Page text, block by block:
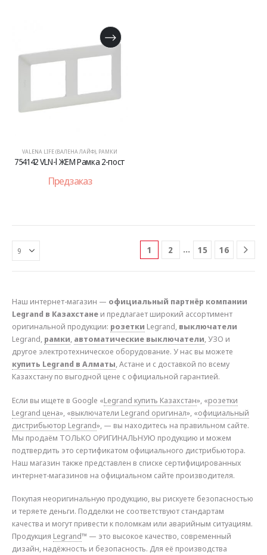
VALENA LIFE (ВАЛЕНА ЛАЙФ), РАМКИ
754142 VLN-l ЖЕМ Рамка 2-пост
Предзаказ
1 2 … 15 16
Наш интернет-магазин — официальный партнёр компании
Legrand в Казахстане и предлагает широкий ассортимент
оригинальной продукции: розетки Legrand, выключатели
Legrand, рамки, автоматические выключатели, УЗО и
другое электротехническое оборудование. У нас вы можете
купить Legrand в Алматы, Астане и с доставкой по всему
Казахстану по выгодной цене с официальной гарантией.
Если вы ищете в Google «Legrand купить Казахстан», «розетки
Legrand цена», «выключатели Legrand оригинал», «официальный
дистрибьютор Legrand», — вы находитесь на правильном сайте.
Мы продаём ТОЛЬКО ОРИГИНАЛЬНУЮ продукцию и можем
подтвердить это сертификатом официального дистрибьютора.
Наш магазин также представлен в списке сертифицированных
интернет-магазинов на официальном сайте производителя.
Покупая неоригинальную продукцию, вы рискуете безопасностью
и теряете деньги. Подделки не соответствуют стандартам
качества и могут привести к поломкам или аварийным ситуациям.
Продукция Legrand™ — это высокое качество, современный
дизайн, надёжность и безопасность. Для её производства